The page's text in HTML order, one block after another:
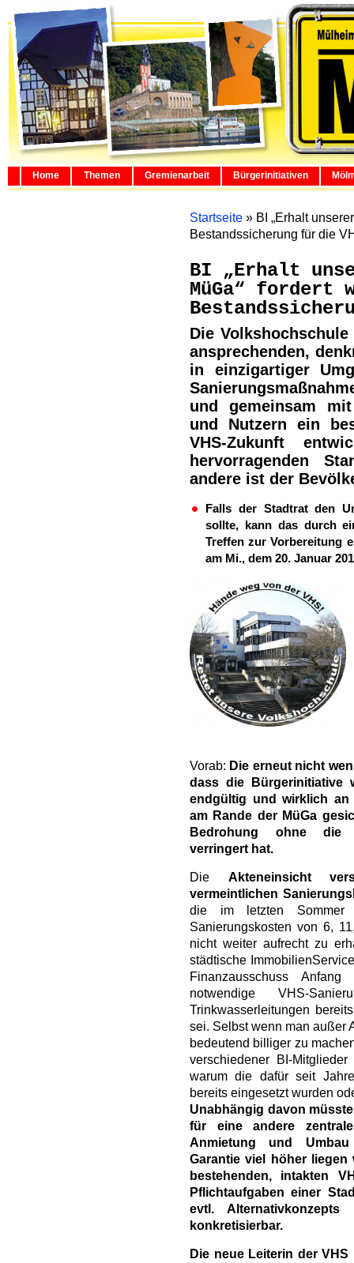
Home Themen Gremienarbeit Bürgerinitiativen
Startseite » BI „Erhalt
Bestandssicherung für die
BI „Erhalt
MüGa“ fordert
Die
ansprechenden,
in einzigartiger
und gemeinsam
und Nutzern ein
VHS-Zukunft
hervorragenden
andere ist der
Falls der Stadtrat den
sollte, kann das durch
Treffen zur Vorbereitung
am Mi., dem 20. Januar
Vorab: Die erneut nicht
dass die Bürgerinitiative
endgültig und wirklich an
am Rande der MüGa
Bedrohung ohne die
verringert hat.
Die Akteneinsicht
vermeintlichen
die im letzten Sommer
Sanierungskosten von 6,
nicht weiter aufrecht zu
städtische
Finanzausschuss
notwendige VHS-
Trinkwasserleitungen
sei. Selbst wenn man außer
bedeutend billiger zu
verschiedener BI-
warum die dafür seit
bereits eingesetzt wurden
Unabhängig davon
für eine andere
Anmietung und
Garantie viel höher liegen
bestehenden, intakten
Pflichtaufgaben einer
evtl.
konkretisierbar.
Die neue Leiterin der